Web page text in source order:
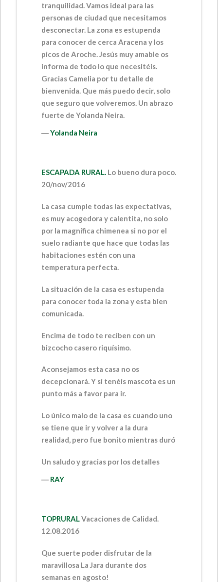
tranquilidad. Vamos ideal para las
personas de ciudad que necesitamos
desconectar. La zona es estupenda
para conocer de cerca Aracena y los
picos de Aroche. Jesús muy amable os
informa de todo lo que necesitéis.
Gracias Camelia por tu detalle de
bienvenida. Que más puedo decir, solo
que seguro que volveremos. Un abrazo
fuerte de Yolanda Neira.
―Yolanda Neira
ESCAPADA RURAL. Lo bueno dura poco.
20/nov/2016
La casa cumple todas las expectativas,
es muy acogedora y calentita, no solo
por la magnífica chimenea si no por el
suelo radiante que hace que todas las
habitaciones estén con una
temperatura perfecta.
La situación de la casa es estupenda
para conocer toda la zona y esta bien
comunicada.
Encima de todo te reciben con un
bizcocho casero riquísimo.
Aconsejamos esta casa no os
decepcionará. Y si tenéis mascota es un
punto más a favor para ir.
Lo único malo de la casa es cuando uno
se tiene que ir y volver a la dura
realidad, pero fue bonito mientras duró
Un saludo y gracias por los detalles
― RAY
TOPRURALVacaciones de Calidad.
12.08.2016
Que suerte poder disfrutar de la
maravillosa La Jara durante dos
semanas en agosto!